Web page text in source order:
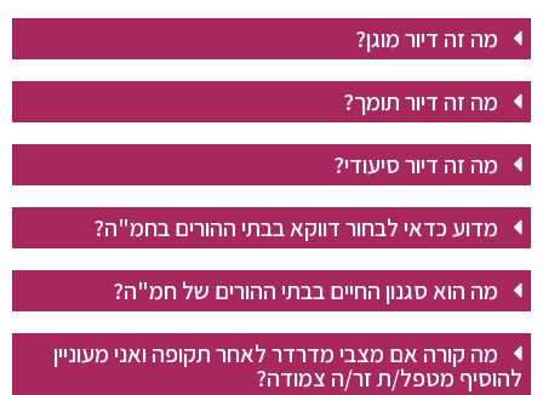
מה זה דיור מוגן?
מה זה דיור תומך?
מה זה דיור סיעודי?
מדוע כדאי לבחור דווקא בבתי ההורים בחמ"ה?
מה הוא סגנון החיים בבתי ההורים של חמ"ה?
מה קורה אם מצבי מדרדר לאחר תקופה ואני מעוניין
להוסיף מטפל/ת זר/ה צמודה?